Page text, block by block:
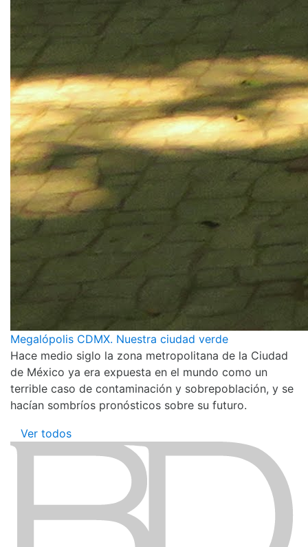
Megalópolis CDMX. Nuestra ciudad verde
Hace medio siglo la zona metropolitana de la Ciudad
de México ya era expuesta en el mundo como un
terrible caso de contaminación y sobrepoblación, y se
hacían sombríos pronósticos sobre su futuro.
Ver todos